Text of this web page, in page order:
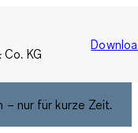
KG
– nur für kurze Zeit.